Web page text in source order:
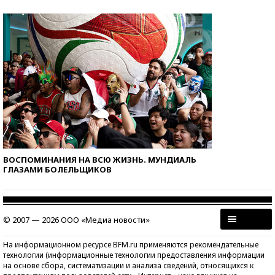
ВОСПОМИНАНИЯ НА ВСЮ ЖИЗНЬ. МУНДИАЛЬ
ГЛАЗАМИ БОЛЕЛЬЩИКОВ
© 2007 — 2026 ООО «Медиа новости»
На информационном ресурсе BFM.ru применяются рекомендательные
технологии (информационные технологии предоставления информации
на основе сбора, систематизации и анализа сведений, относящихся к